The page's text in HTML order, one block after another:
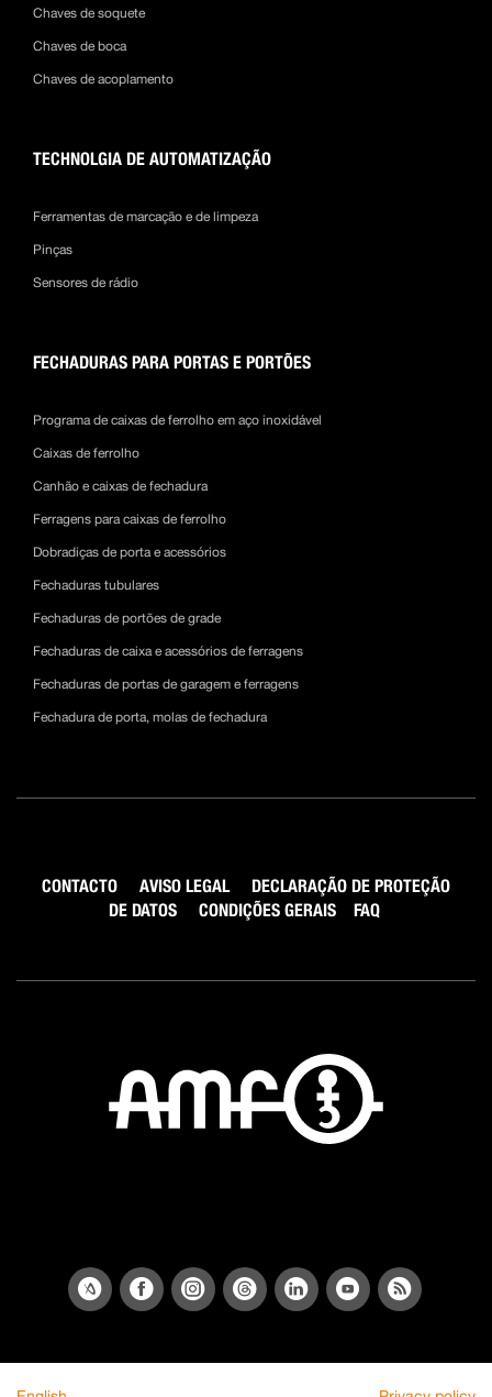
Chaves de soquete
Chaves de boca
Chaves de acoplamento
TECHNOLGIA DE AUTOMATIZAÇÃO
Ferramentas de marcação e de limpeza
Pinças
Sensores de rádio
FECHADURAS PARA PORTAS E PORTÕES
Programa de caixas de ferrolho em aço inoxidável
Caixas de ferrolho
Canhão e caixas de fechadura
Ferragens para caixas de ferrolho
Dobradiças de porta e acessórios
Fechaduras tubulares
Fechaduras de portões de grade
Fechaduras de caixa e acessórios de ferragens
Fechaduras de portas de garagem e ferragens
Fechadura de porta, molas de fechadura
CONTACTO AVISO LEGAL
DECLARAÇÃO DE PROTEÇÃO
DE DATOS
CONDIÇÕES GERAIS FAQ